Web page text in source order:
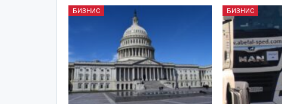
БИЗНИС БИЗНИС